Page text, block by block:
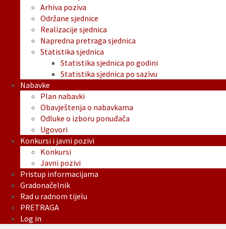
Arhiva poziva
Održane sjednice
Realizacije sjednica
Napredna pretraga sjednica
Statistika sjednica
Statistika sjednica po godini
Statistika sjednica po sazivu
Nabavke
Plan nabavki
Obavještenja o nabavkama
Odluke o izboru ponuđača
Ugovori
Konkursi i javni pozivi
Konkursi
Javni pozivi
Pristup informacijama
Gradonačelnik
Rad u radnom tijelu
PRETRAGA
Log in